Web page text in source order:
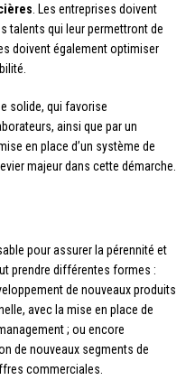
. Les entreprises doivent
talents qui leur permettront de
doivent également optimiser
solide, qui favorise
ainsi que par un
en place d’un système de
majeur dans cette démarche.
pour assurer la pérennité et
prendre différentes formes :
de nouveaux produits
avec la mise en place de
; ou encore
de nouveaux segments de
commerciales.